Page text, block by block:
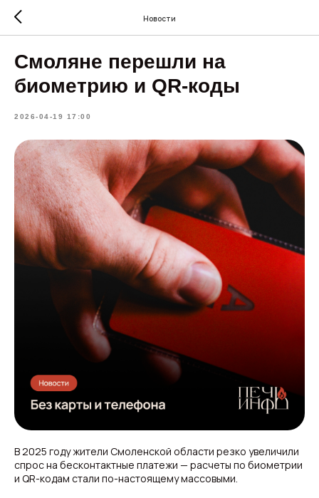
Новости
Смоляне перешли на
биометрию и QR-коды
2026-04-19 17:00
В 2025 году жители Смоленской области резко увеличили
спрос на бесконтактные платежи — расчеты по биометрии
и QR-кодам стали по-настоящему массовыми.